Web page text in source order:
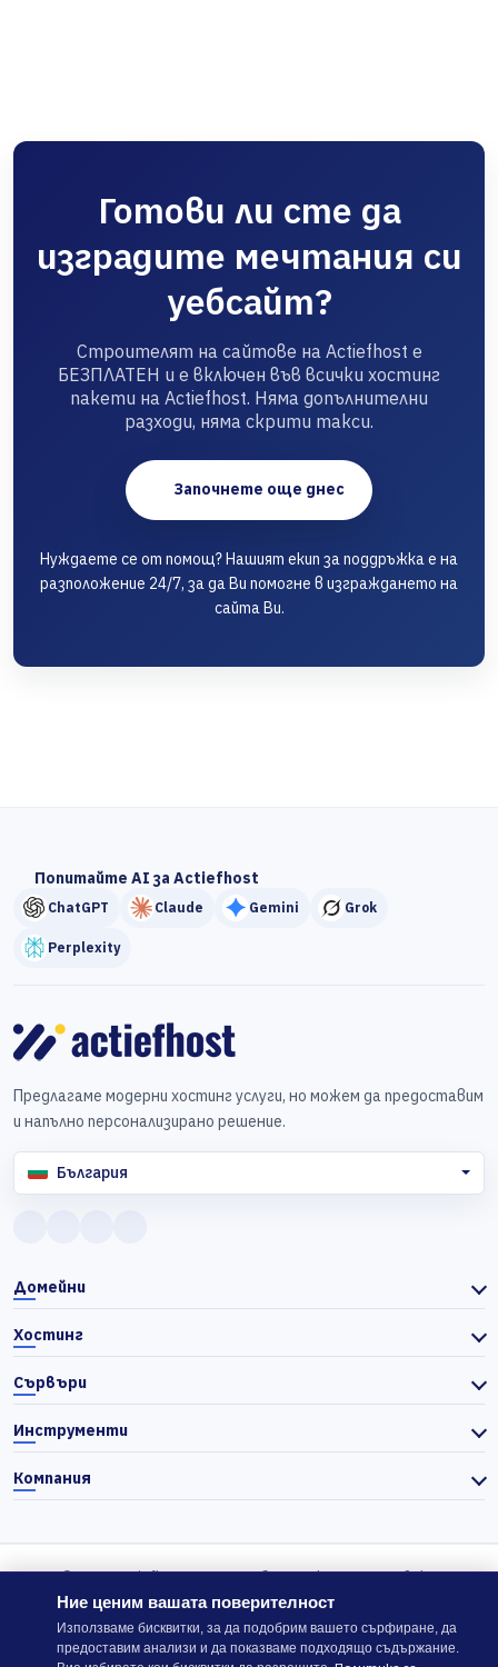
Готови ли сте да
изградите мечтания си
уебсайт?
Строителят на сайтове на Actiefhost е
БЕЗПЛАТЕН и е включен във всички хостинг
пакети на Actiefhost. Няма допълнителни
разходи, няма скрити такси.
Започнете още днес
Нуждаете се от помощ? Нашият екип за поддръжка е на
разположение 24/7, за да Ви помогне в изграждането на
сайта Ви.
Попитайте AI за Actiefhost
ChatGPT Claude Gemini Grok
Perplexity
Предлагаме модерни хостинг услуги, но можем да предоставим
и напълно персонализирано решение.
България
Домейни
Хостинг
Сървъри
Инструменти
Компания
© 2026 Actiefhost. Съгласно българското търговско
законодателство цените в сайта се показват без ДДС, а ДДС се
изчислява отделно при завършване на поръчката, когато е
приложимо.
Ние ценим вашата поверителност
Използваме бисквитки, за да подобрим вашето сърфиране, да
предоставим анализи и да показваме подходящо съдържание.